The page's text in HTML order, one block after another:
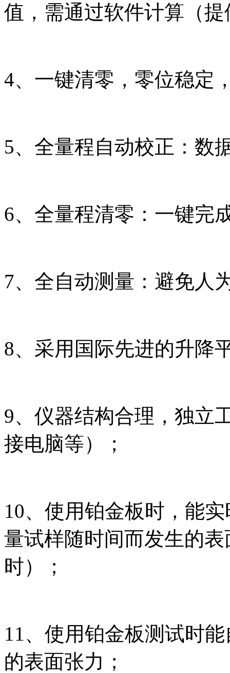
值，需通过软件计算（
4、一键清零，零位稳定
5、全量程自动校正：数
6、全量程清零：一键完
7、全自动测量：避免人
8、采用国际先进的升降
9、仪器结构合理，独立
接电脑等）；
10、使用铂金板时，能
量试样随时间而发生的
时）；
11、使用铂金板测试时
的表面张力；